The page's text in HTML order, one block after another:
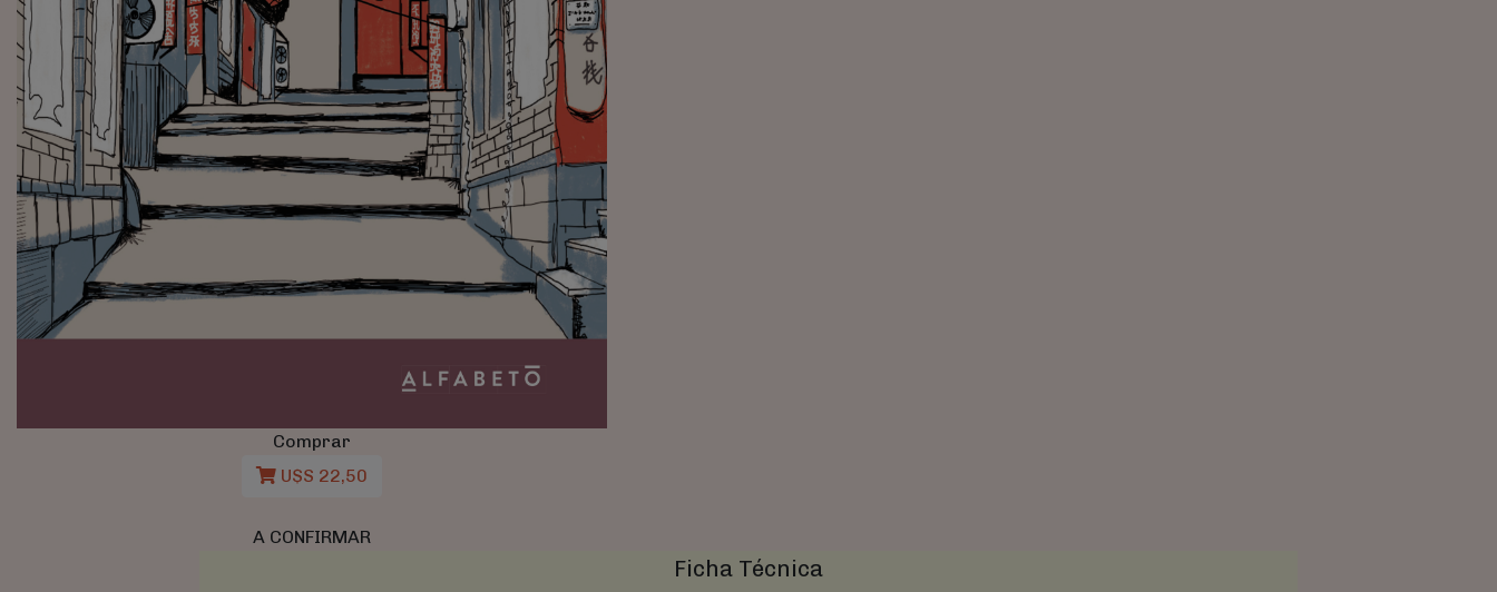
Comprar
U$S 22,50
A CONFIRMAR
Ficha Técnica